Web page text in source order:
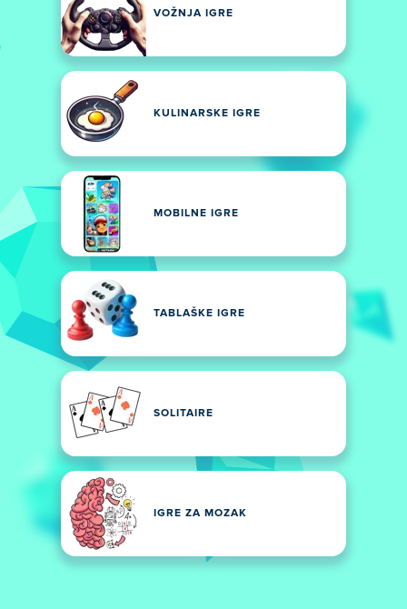
VOŽNJA IGRE
KULINARSKE IGRE
MOBILNE IGRE
TABLAŠKE IGRE
SOLITAIRE
IGRE ZA MOZAK